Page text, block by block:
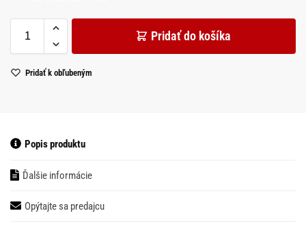
Pridať do košíka
Pridať k obľubeným
Popis produktu
Ďalšie informácie
Opýtajte sa predajcu